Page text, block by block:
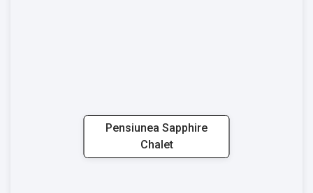
Pensiunea Sapphire
Chalet